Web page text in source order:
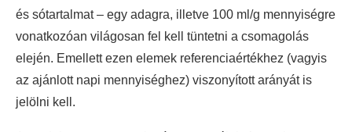
és sótartalmat – egy adagra, illetve 100 ml/g mennyiségre
vonatkozóan világosan fel kell tüntetni a csomagolás
elején. Emellett ezen elemek referenciaértékhez (vagyis
az ajánlott napi mennyiséghez) viszonyított arányát is
jelölni kell.